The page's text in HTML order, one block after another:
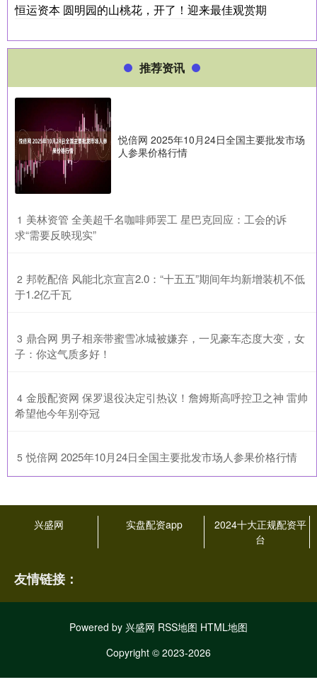
恒运资本 圆明园的山桃花，开了！迎来最佳观赏期
推荐资讯
悦倍网 2025年10月24日全国主要批发市场
人参果价格行情
1 ​美林资管 全美超千名咖啡师罢工 星巴克回应：工会的诉
求“需要反映现实”
2 ​邦乾配倍 风能北京宣言2.0：“十五五”期间年均新增装机不低
于1.2亿千瓦
3 ​鼎合网 男子相亲带蜜雪冰城被嫌弃，一见豪车态度大变，女
子：你这气质多好！
4 ​金股配资网 保罗退役决定引热议！詹姆斯高呼控卫之神 雷帅
希望他今年别夺冠
5 ​悦倍网 2025年10月24日全国主要批发市场人参果价格行情
兴盛网 实盘配资app
2024十大正规配资平
台
友情链接：
Powered by 兴盛网 RSS地图 HTML地图
Copyright © 2023-2026